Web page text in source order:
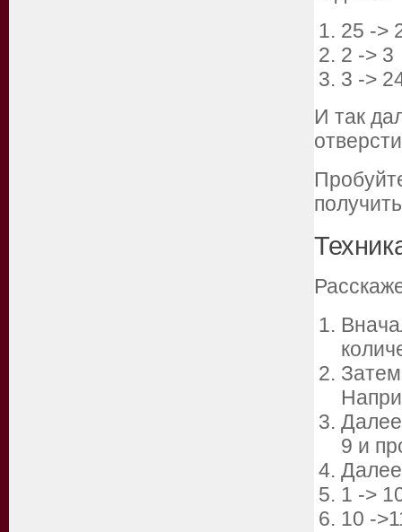
25 ->
2 -> 3
3 ->
И так
Далее
9 и
1 ->
10 -